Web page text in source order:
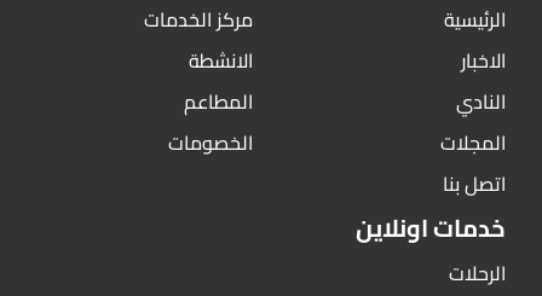
الرئيسية
الاخبار
النادي
المجلات
اتصل بنا
مركز الخدمات
الانشطة
المطاعم
الخصومات
خدمات اونلاين
الرحلات